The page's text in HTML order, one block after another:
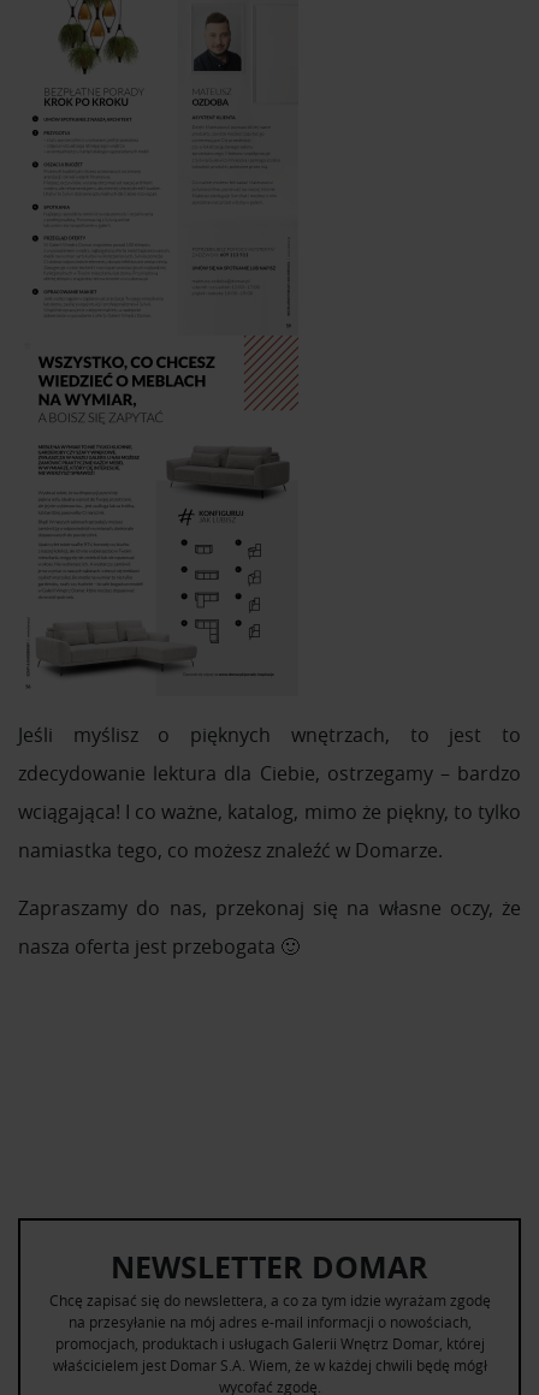
Jeśli myślisz o pięknych wnętrzach, to jest to
zdecydowanie lektura dla Ciebie, ostrzegamy – bardzo
wciągająca! I co ważne, katalog, mimo że piękny, to tylko
namiastka tego, co możesz znaleźć w Domarze.
Zapraszamy do nas, przekonaj się na własne oczy, że
nasza oferta jest przebogata 🙂
NEWSLETTER DOMAR
Chcę zapisać się do newslettera, a co za tym idzie wyrażam zgodę
na przesyłanie na mój adres e-mail informacji o nowościach,
promocjach, produktach i usługach Galerii Wnętrz Domar, której
właścicielem jest Domar S.A. Wiem, że w każdej chwili będę mógł
wycofać zgodę.